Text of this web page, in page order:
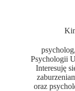
Psychologii
Interesuję
oraz